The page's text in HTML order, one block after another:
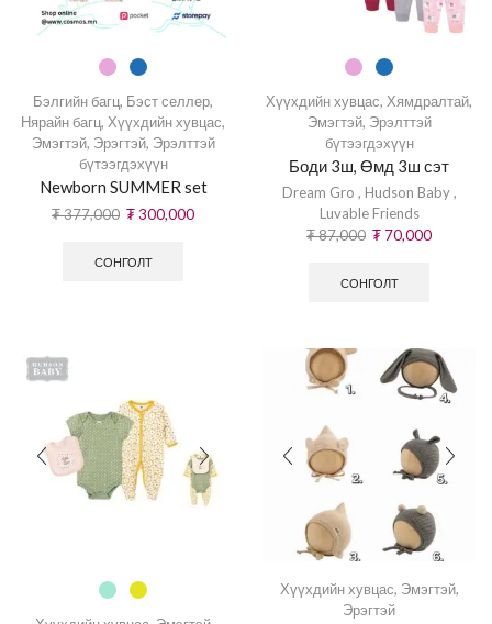
Бэлгийн багц, Бэст селлер,
Нярайн багц, Хүүхдийн хувцас,
Эмэгтэй, Эрэгтэй, Эрэлттэй
бүтээгдэхүүн
Newborn SUMMER set
₮377,000 ₮300,000
СОНГОЛТ
Хүүхдийн хувцас, Хямдралтай,
Эмэгтэй, Эрэлттэй
бүтээгдэхүүн
Боди 3ш, Өмд 3ш сэт
Dream Gro , Hudson Baby,
Luvable Friends
₮87,000 ₮ 70,000
СОНГОЛТ
Хүүхдийн хувцас, Эмэгтэй,
Эрэгтэй